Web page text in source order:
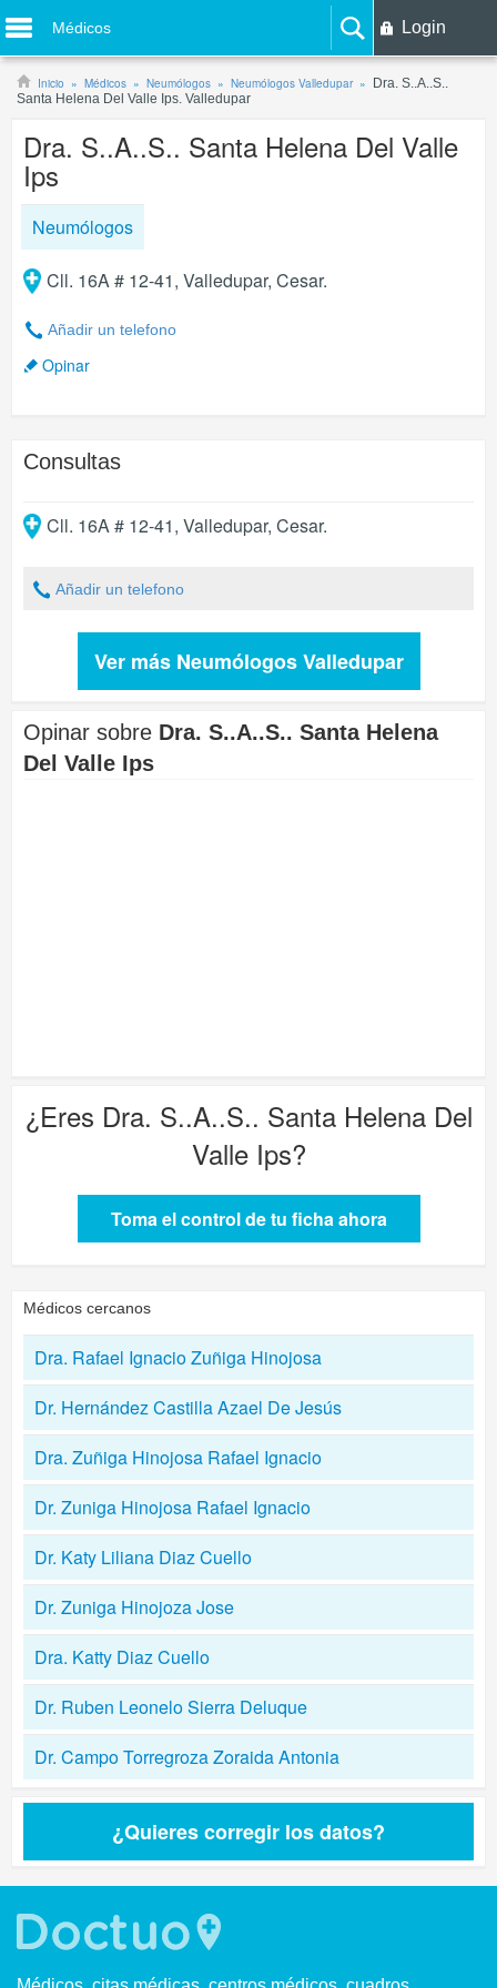
Médicos Login
Inicio Médicos Neumólogos Neumólogos Valledupar
Dra. S..A..S..
Santa Helena Del Valle Ips. Valledupar
Dra. S..A..S.. Santa Helena Del Valle
Ips
Neumólogos
Cll. 16A # 12-41, Valledupar, Cesar.
Añadir un telefono
Opinar
Consultas
Cll. 16A # 12-41, Valledupar, Cesar.
Añadir un telefono
Ver más Neumólogos Valledupar
Opinar sobre Dra. S..A..S.. Santa Helena
Del Valle Ips
¿Eres Dra. S..A..S.. Santa Helena Del
Valle Ips?
Toma el control de tu ficha ahora
Médicos cercanos
Dra. Rafael Ignacio Zuñiga Hinojosa
Dr. Hernández Castilla Azael De Jesús
Dra. Zuñiga Hinojosa Rafael Ignacio
Dr. Zuniga Hinojosa Rafael Ignacio
Dr. Katy Liliana Diaz Cuello
Dr. Zuniga Hinojoza Jose
Dra. Katty Diaz Cuello
Dr. Ruben Leonelo Sierra Deluque
Dr. Campo Torregroza Zoraida Antonia
¿Quieres corregir los datos?